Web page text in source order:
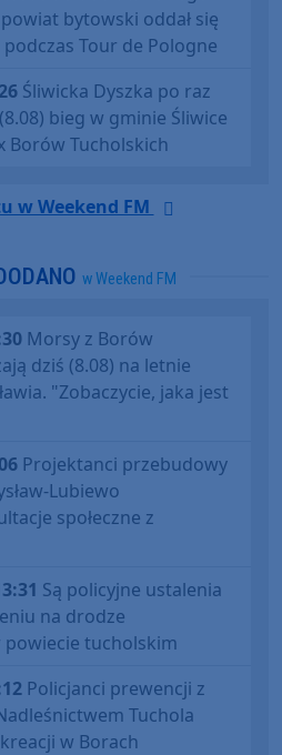
bytowski oddał się
Tour de Pologne
Śliwicka Dyszka po raz
bieg w gminie Śliwice
Borów Tucholskich
w Weekend FM
w Weekend FM
Morsy z Borów
dziś (8.08) na letnie
"Zobaczycie, jaka jest
Projektanci przebudowy
Lubiewo
społeczne z
Są policyjne ustalenia
na drodze
tucholskim
Policjanci prewencji z
Tuchola
w Borach